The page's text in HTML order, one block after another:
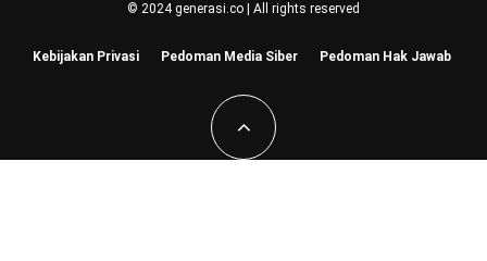
© 2024 generasi.co | All rights reserved
Kebijakan Privasi Pedoman Media Siber Pedoman Hak Jawab